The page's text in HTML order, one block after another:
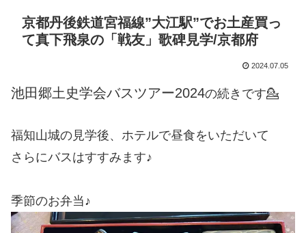
京都丹後鉄道宮福線”大江駅”でお土産買っ
て真下飛泉の「戦友」歌碑見学/京都府
2024.07.05
池田郷土史学会バスツアー2024の続きです💁
福知山城の見学後、ホテルで昼食をいただいて
さらにバスはすすみます♪
季節のお弁当♪